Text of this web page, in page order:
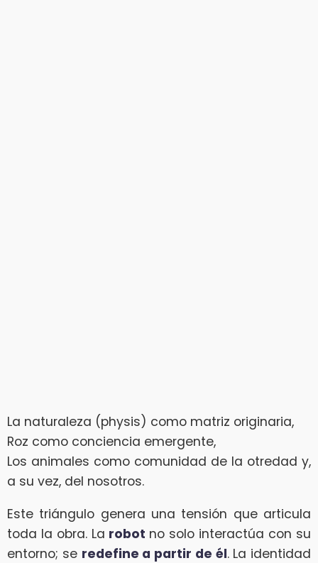
La naturaleza (physis) como matriz originaria,
Roz como conciencia emergente,
Los animales como comunidad de la otredad y,
a su vez, del nosotros.
Este triángulo genera una tensión que articula
toda la obra. La robot no solo interactúa con su
entorno; se redefine a partir de él. La identidad